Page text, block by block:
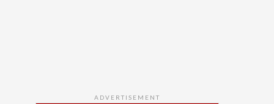
ADVERTISEMENT